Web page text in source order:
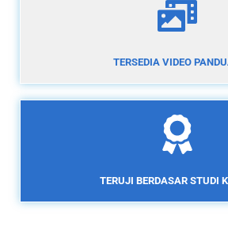
TERSEDIA VIDEO
TERUJI BERDASAR STUDI